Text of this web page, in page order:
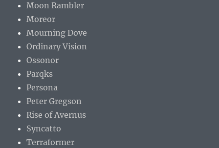
Moon Rambler
Moreor
Mourning Dove
Ordinary Vision
Ossonor
Parqks
Persona
Peter Gregson
Rise of Avernus
Syncatto
Terraformer